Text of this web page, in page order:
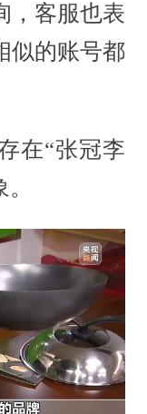
，客服也表
似的账号都
“张冠李